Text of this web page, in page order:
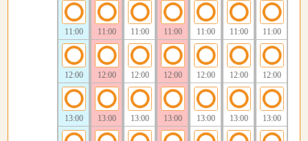
11:00
12:00
13:00
11:00
12:00
13:00
11:00
12:00
13:00
11:00
12:00
13:00
11:00
12:00
13:00
11:00
12:00
13:00
11:00
12:00
13:00